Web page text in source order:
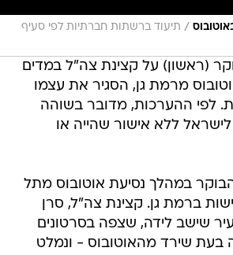
/ תיעוד ברשתות חברתיות לפי סעיף
(ראשון) על קצינת צה"ל במדים
מרמת גן, הסגיר את עצמו
לפי ההערכות, מדובר בשוהה
ללא אישור שהייה או
במהלך נסיעת אוטובוס מתל
ברמת גן. קצינת צה"ל, סרן
שישב לידה, שצפה בסרטונים
בעת שירד מהאוטובוס - ונמלט